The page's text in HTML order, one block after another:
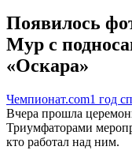
Появилось
Мур с
«Оскара»
Чемпионат.com1 год
Вчера прошла
Триумфаторами
кто работал над ним.